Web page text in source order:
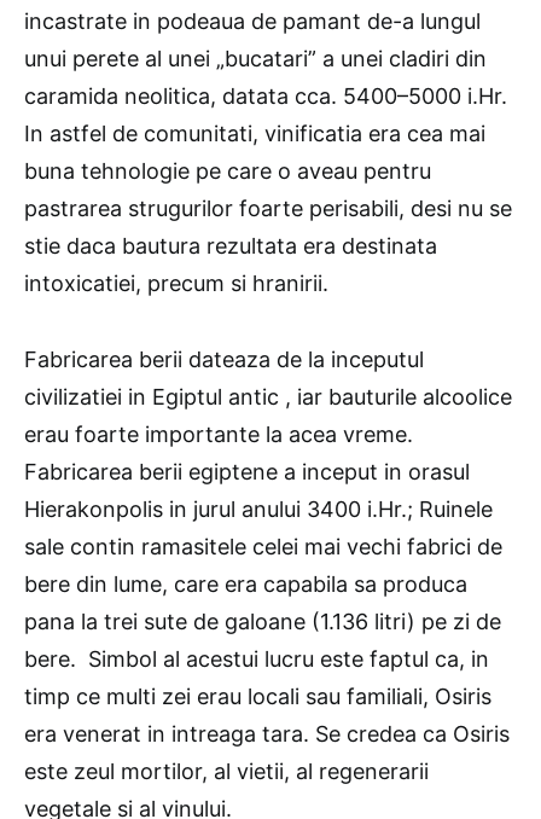
incastrate in podeaua de pamant de-a lungul
unui perete al unei „bucatari” a unei cladiri din
caramida neolitica, datata cca. 5400–5000 i.Hr.
In astfel de comunitati, vinificatia era cea mai
buna tehnologie pe care o aveau pentru
pastrarea strugurilor foarte perisabili, desi nu se
stie daca bautura rezultata era destinata
intoxicatiei, precum si hranirii.
Fabricarea berii dateaza de la inceputul
civilizatiei in Egiptul antic , iar bauturile alcoolice
erau foarte importante la acea vreme.
Fabricarea berii egiptene a inceput in orasul
Hierakonpolis in jurul anului 3400 i.Hr.; Ruinele
sale contin ramasitele celei mai vechi fabrici de
bere din lume, care era capabila sa produca
pana la trei sute de galoane (1.136 litri) pe zi de
bere. Simbol al acestui lucru este faptul ca, in
timp ce multi zei erau locali sau familiali, Osiris
era venerat in intreaga tara. Se credea ca Osiris
este zeul mortilor, al vietii, al regenerarii
vegetale si al vinului.